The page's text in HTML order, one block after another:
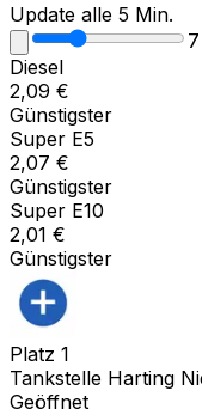
Update alle 5 Min.
7
Diesel
2,09 €
Günstigster
Super E5
2,07 €
Günstigster
Super E10
2,01 €
Günstigster
Platz 1
Tankstelle Harting
Geöffnet